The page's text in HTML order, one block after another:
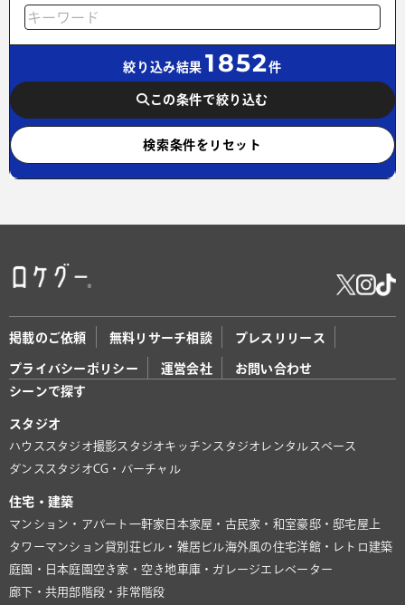
絞り込み結果 1852件
この条件で絞り込む
検索条件をリセット
掲載のご依頼 無料リサーチ相談 プレスリリース
プライバシーポリシー 運営会社
お問い合わせ
シーンで探す
スタジオ
ハウススタジオ撮影スタジオキッチンスタジオ レンタルスペース
ダンススタジオCG・バーチャル
住宅・建築
マンション・アパート 一軒家 日本家屋・古民家・和室豪邸・邸宅屋上
タワーマンション貸別荘ビル・雑居ビル海外風の住宅洋館・レトロ建築
庭園・日本庭園 空き家・空き地 車庫・ガレージ エレベーター
廊下・共用部 階段・非常階段